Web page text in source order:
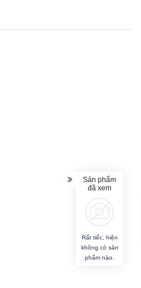
Sản phẩm
đã xem
Rất tiếc, hiện
không có sản
phẩm nào.